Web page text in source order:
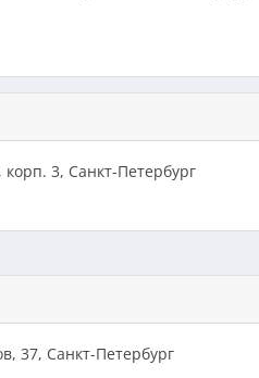
3, Санкт-Петербург
37, Санкт-Петербург